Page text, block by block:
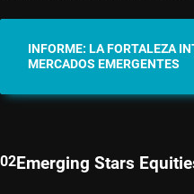
INFORME: LA FORTALEZA
MERCADOS EMERGENTES
Emerging Stars